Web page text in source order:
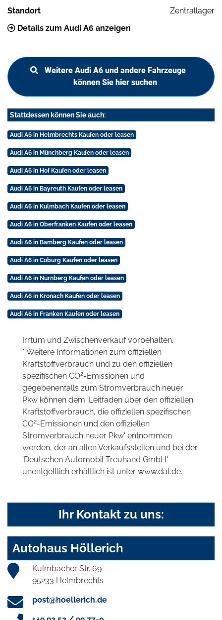
Standort
Zentrallager
Details zum Audi A6 anzeigen
Weitere Audi A6 und andere Fahrzeuge
können Sie hier suchen
Stattdessen können Sie auch:
Audi A6 in Helmbrechts Kaufen oder leasen
Audi A6 in Münchberg Kaufen oder leasen
Audi A6 in Hof Kaufen oder leasen
Audi A6 in Bayreuth Kaufen oder leasen
Audi A6 in Kulmbach Kaufen oder leasen
Audi A6 in Oberfranken Kaufen oder leasen
Audi A6 in Bamberg Kaufen oder leasen
Audi A6 in Coburg Kaufen oder leasen
Audi A6 in Nürnberg Kaufen oder leasen
Audi A6 in Kronach Kaufen oder leasen
Audi A6 in Franken Kaufen oder leasen
Irrtum und Zwischenverkauf vorbehalten.
* Weitere Informationen zum offiziellen
Kraftstoffverbrauch und zu den offiziellen
spezifischen CO2-Emissionen und
gegebenenfalls zum Stromverbrauch neuer
Pkw können dem 'Leitfaden über den offiziellen
Kraftstoffverbrauch, die offiziellen spezifischen
CO2-Emissionen und den offiziellen
Stromverbrauch neuer Pkw' entnommen
werden, der an allen Verkaufsstellen und bei der
'Deutschen Automobil Treuhand GmbH'
unentgeltlich erhältlich ist unter www.dat.de.
Ihr Kontakt zu uns:
Autohaus Höllerich
Kulmbacher Str. 69
95233 Helmbrechts
post@hoellerich.de